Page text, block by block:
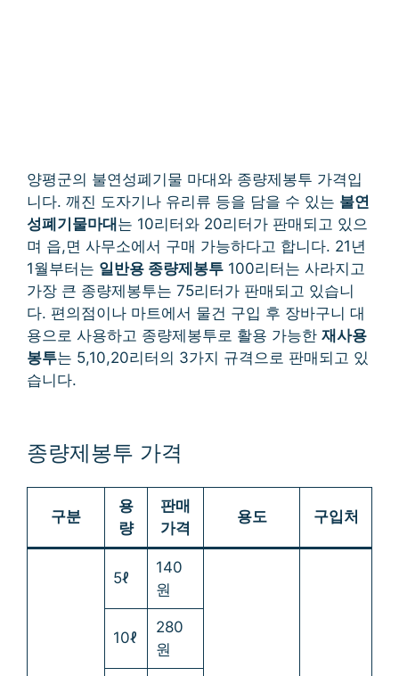
양평군의 불연성폐기물 마대와 종량제봉투 가격입
니다. 깨진 도자기나 유리류 등을 담을 수 있는 불연
성폐기물마대 는 10리터와 20리터가 판매되고 있으
며 읍,면 사무소에서 구매 가능하다고 합니다. 21년
1월부터는 일반용 종량제봉투 100리터는 사라지고
가장 큰 종량제봉투는 75리터가 판매되고 있습니
다. 편의점이나 마트에서 물건 구입 후 장바구니 대
용으로 사용하고 종량제봉투로 활용 가능한 재사용
봉투는 5,10,20리터의 3가지 규격으로 판매되고 있
습니다.
종량제봉투 가격
구분
용
량
판매
가격
용도 구입처
5ℓ
140
원
10ℓ
280
원